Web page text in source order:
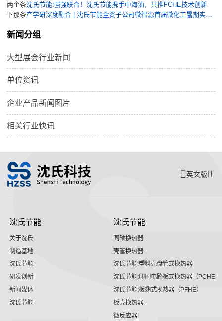
两个条沈氏节能:强强联合！沈氏节能携手中海油，共推PCHE技术创新
下那条
新闻分组
大型展会行业新闻
单位资讯
企业产品新闻图片
相关行业快讯
英文版
沈氏节能
关于沈氏
制造基地
沈氏节能
研发创新
新闻媒体
沈氏节能
沈氏节能
同轴换热器
壳管换热器
沈氏节能:塑料壳盘管式换热器
沈氏节能:印刷电路板式换热器（PCHE）
沈氏节能:板翅式换热器（PFHE）
板壳换热器
微反应器